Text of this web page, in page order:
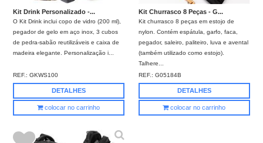
Kit Drink Personalizado -...
O Kit Drink inclui copo de vidro (200 ml),
pegador de gelo em aço inox, 3 cubos
de pedra-sabão reutilizáveis e caixa de
madeira elegante. Personalização i...
REF.:GKWS100
DETALHES
colocar no carrinho
Kit Churrasco 8 Peças - G...
Kit churrasco 8 peças em estojo de
nylon. Contém espátula, garfo, faca,
pegador, saleiro, paliteiro, luva e avental
(também utilizado como estojo).
Talhere...
REF.:G05184B
DETALHES
colocar no carrinho